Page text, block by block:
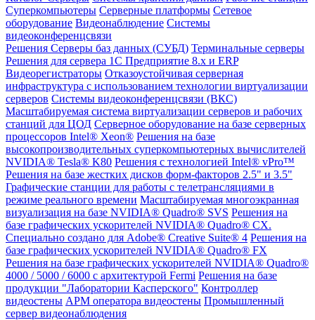
Суперкомпьютеры Серверные платформы Сетевое
оборудование Видеонаблюдение Системы
видеоконференцсвязи
Решения Серверы баз данных (СУБД) Терминальные серверы
Решения для сервера 1С Предприятие 8.x и ERP
Видеорегистраторы Отказоустойчивая серверная
инфраструктура с использованием технологии виртуализации
серверов Системы видеоконференцсвязи (ВКС)
Масштабируемая система виртуализации серверов и рабочих
станций для ЦОД Серверное оборудование на базе серверных
процессоров Intel® Xeon® Решения на базе
высокопроизводительных суперкомпьютерных вычислителей
NVIDIA® Tesla® K80 Решения с технологией Intel® vPro™
Решения на базе жестких дисков форм-факторов 2.5" и 3.5"
Графические станции для работы с телетрансляциями в
режиме реального времени Масштабируемая многоэкранная
визуализация на базе NVIDIA® Quadro® SVS Решения на
базе графических ускорителей NVIDIA® Quadro® CX.
Специально создано для Adobe® Creative Suite® 4 Решения на
базе графических ускорителей NVIDIA® Quadro® FX
Решения на базе графических ускорителей NVIDIA® Quadro®
4000 / 5000 / 6000 с архитектурой Fermi Решения на базе
продукции "Лаборатории Касперского" Контроллер
видеостены АРМ оператора видеостены Промышленный
сервер видеонаблюдения